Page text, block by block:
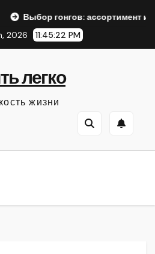
ассортимент и
2026
11:45:24 PM
легко
жизни